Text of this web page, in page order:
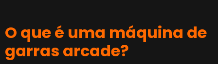
O que é uma máquina de
garras arcade?